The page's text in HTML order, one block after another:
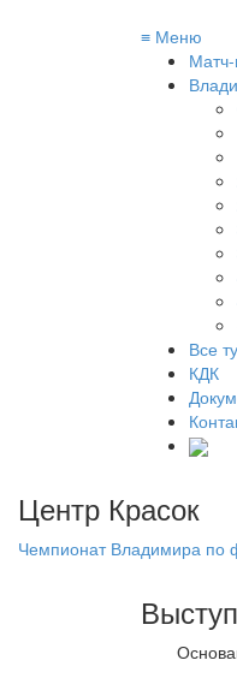
≡ Меню
Все
КДК
Центр Красок
Чемпионат Владимира по